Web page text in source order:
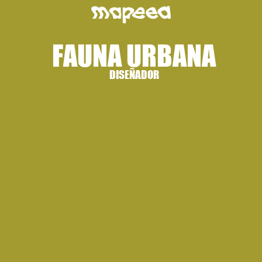
FAUNA URBANA
DISEÑADOR